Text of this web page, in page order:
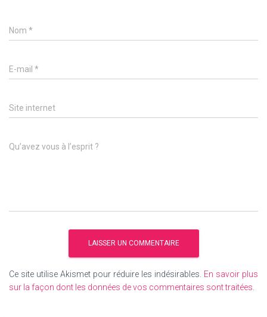
Nom *
E-mail *
Site internet
Qu’avez vous à l’esprit ?
Ce site utilise Akismet pour réduire les indésirables. En savoir plus
sur la façon dont les données de vos commentaires sont traitées